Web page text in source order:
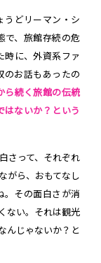
うどリーマン・シ
で、旅館存続の危
時に、外資系ファ
のお話もあったの
ら続く旅館の伝統
はないか？という
さって、それぞれ
がら、おもてなし
。その面白さが消
ない。それは観光
んじゃないか？と